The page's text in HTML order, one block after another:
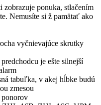
zobrazuje ponuka, stlačením
Nemusíte si ž pamätať ako
vyčnievajúce skrutky
je ešte silnejší
tabuľka, v akej hĺbke budú
zmesou
ponorov